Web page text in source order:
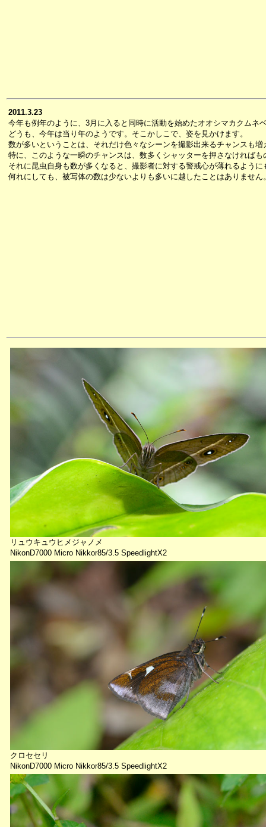
2011.3.23
今年も例年のように、3月に入ると同時に活動を始めたオオシマカクムネ
どうも、今年は当り年のようです。そこかしこで、姿を見かけます。
数が多いということは、それだけ色々なシーンを撮影出来るチャンスも増
特に、このような一瞬のチャンスは、数多くシャッターを押さなければも
それに昆虫自身も数が多くなると、撮影者に対する警戒心が薄れるように
何れにしても、被写体の数は少ないよりも多いに越したことはありません
リュウキュウヒメジャノメ
NikonD7000 Micro Nikkor85/3.5 SpeedlightX2
クロセセリ
NikonD7000 Micro Nikkor85/3.5 SpeedlightX2